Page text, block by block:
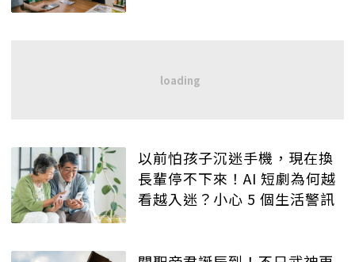
以前怕孩子沉迷手機，現在換
長輩停不下來！AI 短劇為何越
看越入迷？小心 5 個生活警訊